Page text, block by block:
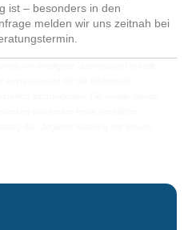
ist – besonders in den
melden wir uns zeitnah bei